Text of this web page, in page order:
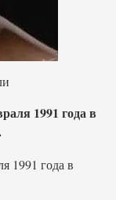
1991 года в
1991 года в